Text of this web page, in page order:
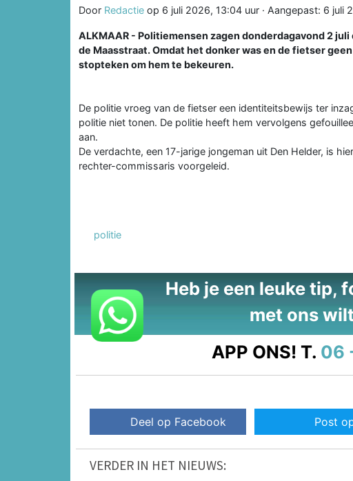
Door Redactie op 6 juli 2026, 13:04 uur · Aangepast: 6 juli
ALKMAAR - Politiemensen zagen donderdagavond 2
de Maasstraat. Omdat het donker was en de fietser
stopteken om hem te bekeuren.
De politie vroeg van de fietser een identiteitsbewijs ter
politie niet tonen. De politie heeft hem vervolgens
aan.
De verdachte, een 17-jarige jongeman uit Den Helder, is
rechter-commissaris voorgeleid.
politie
Heb je een leuke tip,
met ons
APP ONS! T. 06
Deel op Facebook Post
VERDER IN HET NIEUWS: